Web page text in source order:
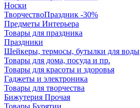
Носки
ТворчествоПраздник -30%
Предметы Интерьера
Товары для праздника
Праздники
Шейкеры, термосы, бутылки для воды
Товары для дома, посуда и пр.
Товары для красоты и здоровья
Гаджеты и электроника
Товары для творчества
Бижутерия Прочая
Товары Бурятии